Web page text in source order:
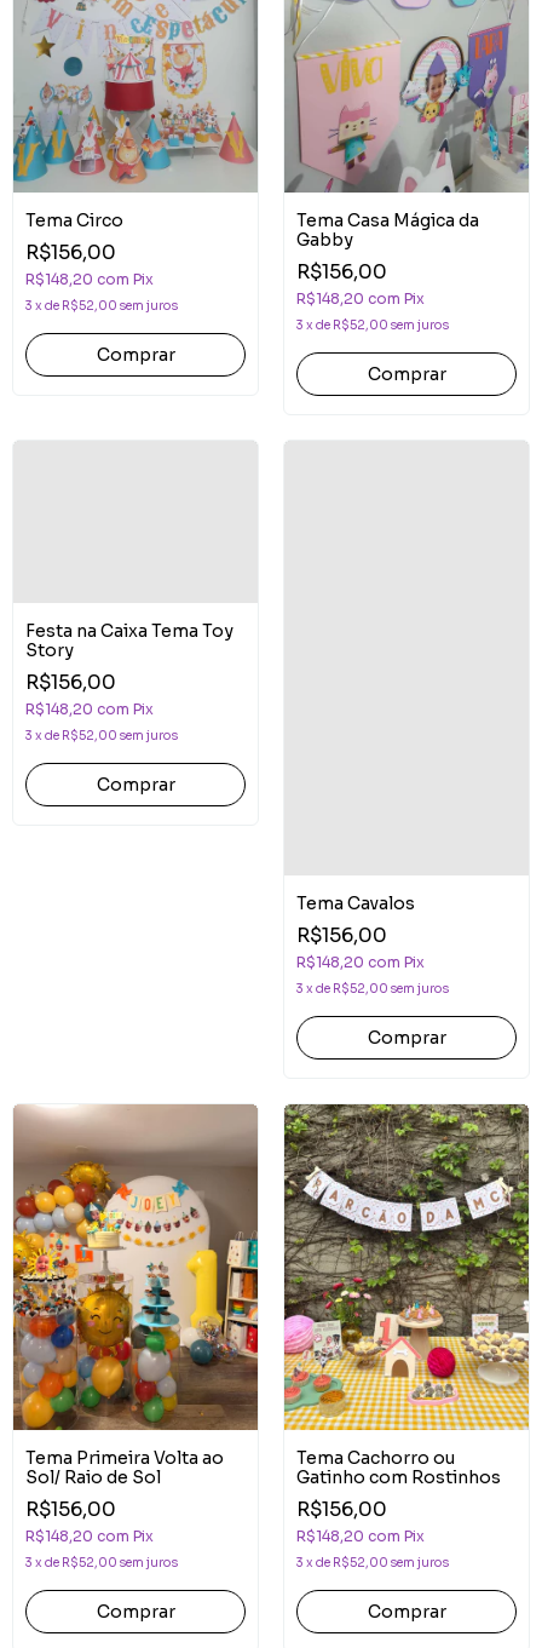
Tema Circo
R$156,00
R$148,20 com Pix
3 x de R$52,00 sem juros
Comprar
Tema Casa Mágica da
Gabby
R$156,00
R$148,20 com Pix
3 x de R$52,00 sem juros
Comprar
Festa na Caixa Tema Toy
Story
R$156,00
R$148,20 com Pix
3 x de R$52,00 sem juros
Comprar
Tema Cavalos
R$156,00
R$148,20 com Pix
3 x de R$52,00 sem juros
Comprar
Tema Primeira Volta ao
Sol/ Raio de Sol
R$156,00
R$148,20 com Pix
3 x de R$52,00 sem juros
Comprar
Tema Cachorro ou
Gatinho com Rostinhos
R$156,00
R$148,20 com Pix
3 x de R$52,00 sem juros
Comprar